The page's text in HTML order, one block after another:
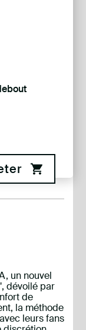
un nouvel
dévoilé par
de
la méthode
leurs fans